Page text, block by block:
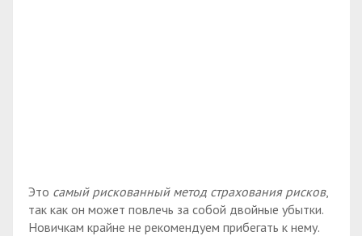
Это самый рискованный метод страхования рисков,
так как он может повлечь за собой двойные убытки.
Новичкам крайне не рекомендуем прибегать к нему.